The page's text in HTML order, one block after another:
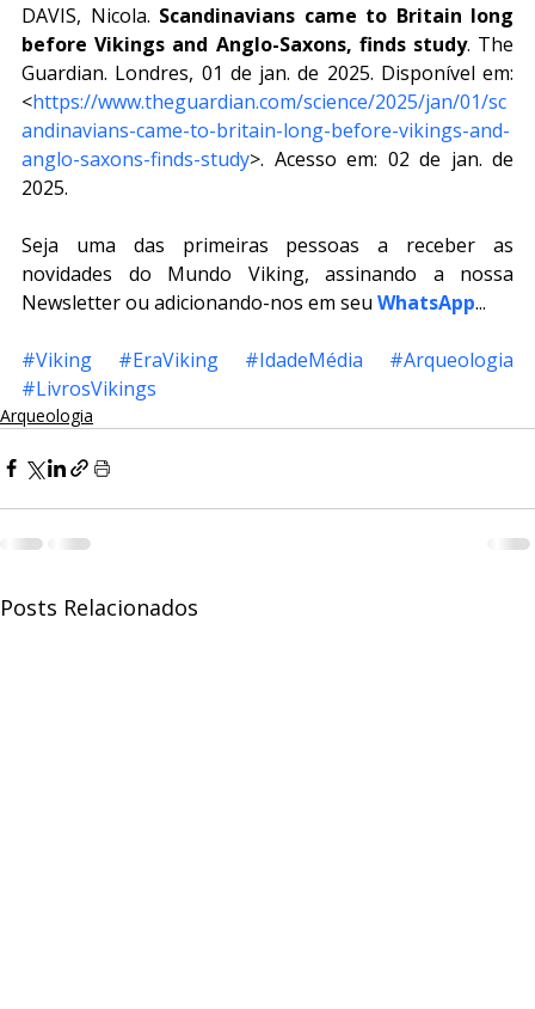
DAVIS, Nicola. Scandinavians came to Britain long
before Vikings and Anglo-Saxons, finds study. The
Guardian. Londres, 01 de jan. de 2025. Disponível em:
<https://www.theguardian.com/science/2025/jan/01/sc
andinavians-came-to-britain-long-before-vikings-and-
anglo-saxons-finds-study>. Acesso em: 02 de jan. de
2025.
Seja uma das primeiras pessoas a receber as
novidades do Mundo Viking, assinando a nossa
Newsletter ou adicionando-nos em seu WhatsApp...
#Viking #EraViking #IdadeMédia
#Arqueologia
#LivrosVikings
Arqueologia
Posts Relacionados